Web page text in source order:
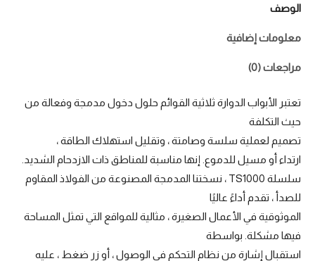
الوصف
معلومات إضافية
مراجعات (0)
تعتبر الأبواب الدوارة ثلاثية القوائم حلول دخول مدمجة وفعالة من
حيث التكلفة
تصميم لعملية سلسة وصامتة ، وتقليل استهلاك الطاقة ،
ارتداء أو مسيل للدموع. إنها مناسبة للمناطق ذات الازدحام الشديد.
سلسلة TS1000 ، نسختنا المدمجة المصنوعة من الفولاذ المقاوم
للصدأ ، تقدم أداءً عاليًا
الموثوقية في الأعمال الصغيرة ، مثالية للمواقع التي تمثل المساحة
فيها مشكلة. بواسطة
استقبال إشارة من نظام التحكم في الوصول ، أو زر ضغط ، عليه